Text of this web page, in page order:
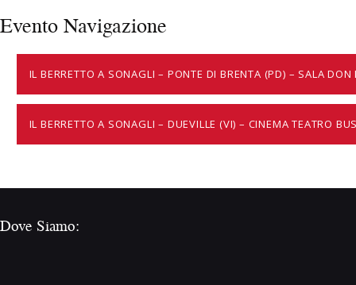
Evento Navigazione
IL BERRETTO A SONAGLI – PONTE DI BRENTA (PD) – SALA DON
IL BERRETTO A SONAGLI – DUEVILLE (VI) – CINEMA TEATRO
Dove Siamo: